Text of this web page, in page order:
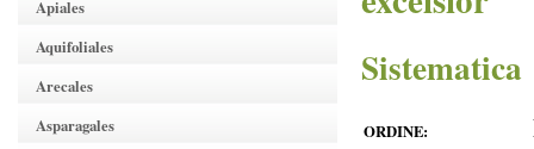
Apiales
Aquifoliales
Arecales
Asparagales
Sistematica
ORDINE: